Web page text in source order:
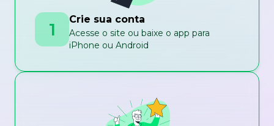
1 Crie sua conta
Acesse o site ou baixe o app para
iPhone ou Android